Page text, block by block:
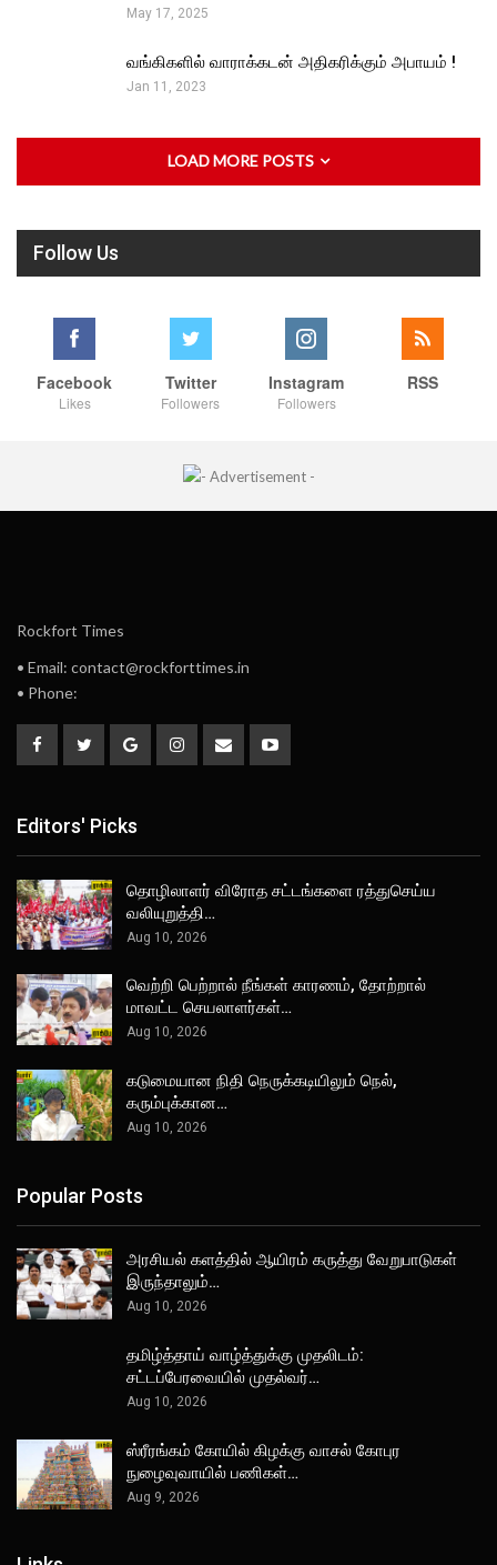
May 17, 2025
வங்கிகளில் வாராக்கடன் அதிகரிக்கும் அபாயம் !
Jan 11, 2023
LOAD MORE POSTS
Follow Us
Facebook
Likes
Twitter
Followers
Instagram
Followers
RSS
Rockfort Times
• Email: contact@rockforttimes.in
• Phone:
Editors' Picks
தொழிலாளர் விரோத சட்டங்களை ரத்துசெய்ய
வலியுறுத்தி…
Aug 10, 2026
வெற்றி பெற்றால் நீங்கள் காரணம், தோற்றால்
மாவட்ட செயலாளர்கள்…
Aug 10, 2026
கடுமையான நிதி நெருக்கடியிலும் நெல்,
கரும்புக்கான…
Aug 10, 2026
Popular Posts
அரசியல் களத்தில் ஆயிரம் கருத்து வேறுபாடுகள்
இருந்தாலும்…
Aug 10, 2026
தமிழ்த்தாய் வாழ்த்துக்கு முதலிடம்:
சட்டப்பேரவையில் முதல்வர்…
Aug 10, 2026
ஸ்ரீரங்கம் கோயில் கிழக்கு வாசல் கோபுர
நுழைவுவாயில் பணிகள்…
Aug 9, 2026